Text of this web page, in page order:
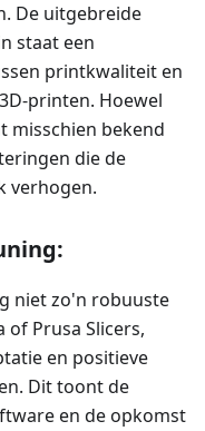
De uitgebreide
staat een
printkwaliteit en
printen. Hoewel
misschien bekend
die de
verhogen.
niet zo'n robuuste
Prusa Slicers,
en positieve
Dit toont de
en de opkomst